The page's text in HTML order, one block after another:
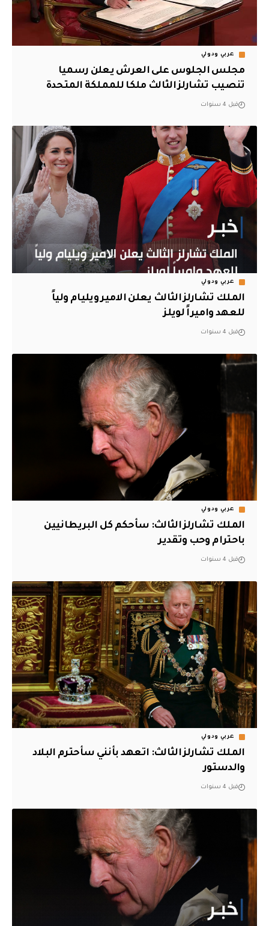
عربي ودولي
مجلس الجلوس على العرش يعلن رسميا
تنصيب تشارلز الثالث ملكا للمملكة المتحدة
قبل 4 سنوات
عربي ودولي
الملك تشارلز الثالث يعلن الامير ويليام ولياً
للعهد واميراً لويلز
قبل 4 سنوات
عربي ودولي
الملك تشارلز الثالث: سأحكم كل البريطانيين
باحترام وحب وتقدير
قبل 4 سنوات
عربي ودولي
الملك تشارلز الثالث: اتعهد بأنني سأحترم البلاد
والدستور
قبل 4 سنوات